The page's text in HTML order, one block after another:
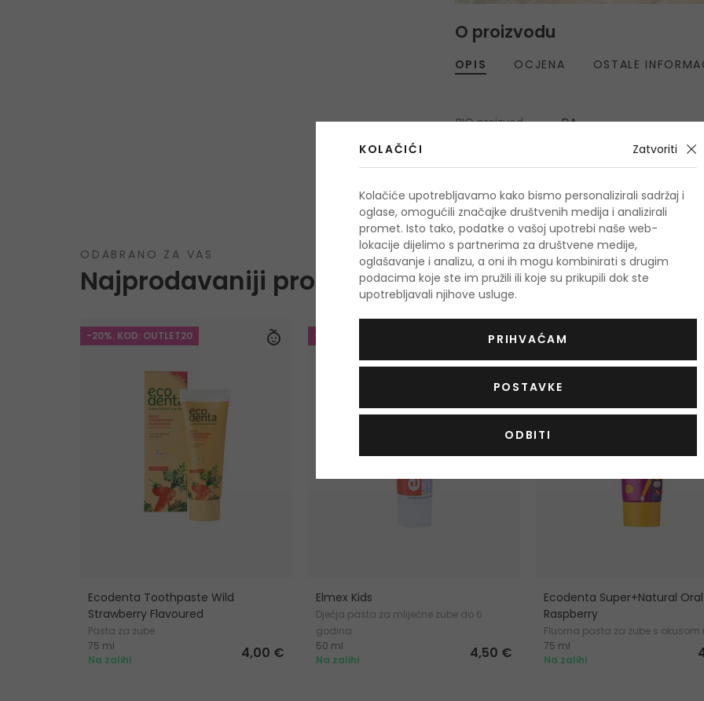
O proizvodu
OPIS
BIO proizvod DA,
Vegan
DA,
OCJENA OSTALE
ODABRANO ZA VAS
Najprodavaniji proizvodi
-20%. KOD: OUTLET20
Ecodenta Toothpaste Wild
Strawberry Flavoured
Pasta za zube
75 ml
Na zalihi
4,00 €
-20%. KOD: OUTLET20
Elmex Kids
Dječja pasta za mliječne zube do 6
godina
50 ml
Na zalihi
4,50 €
-20%. KOD: OUTLET20
Ecodenta Super+Natural
Raspberry
Fluorna pasta za zube s
75 ml
Na zalihi
KOLAČIĆI Zatvoriti
Kolačiće upotrebljavamo kako bismo personalizirali sadržaj i
oglase, omogućili značajke društvenih medija i analizirali
promet. Isto tako, podatke o vašoj upotrebi naše web-
lokacije dijelimo s partnerima za društvene medije,
oglašavanje i analizu, a oni ih mogu kombinirati s drugim
podacima koje ste im pružili ili koje su prikupili dok ste
upotrebljavali njihove usluge.
PRIHVAĆAM
POSTAVKE
ODBITI